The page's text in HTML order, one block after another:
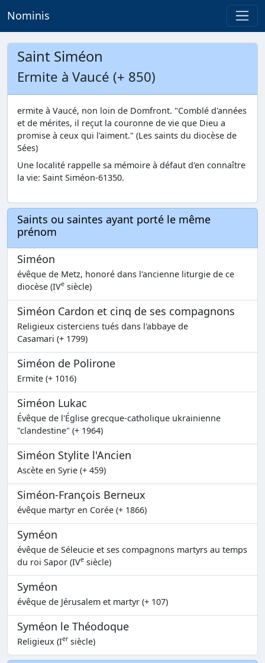
Nominis
Saint Siméon
Ermite à Vaucé (+ 850)
ermite à Vaucé, non loin de Domfront. "Comblé d'années
et de mérites, il reçut la couronne de vie que Dieu a
promise à ceux qui l'aiment." (Les saints du diocèse de
Sées)
Une localité rappelle sa mémoire à défaut d'en connaître
la vie: Saint Siméon-61350.
Saints ou saintes ayant porté le même
prénom
Siméon
évêque de Metz, honoré dans l'ancienne liturgie de ce
diocèse (IVe siècle)
Siméon Cardon et cinq de ses compagnons
Religieux cisterciens tués dans l'abbaye de
Casamari (+ 1799)
Siméon de Polirone
Ermite (+ 1016)
Siméon Lukac
Évêque de l'Église grecque-catholique ukrainienne
"clandestine" (+ 1964)
Siméon Stylite l'Ancien
Ascète en Syrie (+ 459)
Siméon-François Berneux
évêque martyr en Corée (+ 1866)
Syméon
évêque de Séleucie et ses compagnons martyrs au temps
du roi Sapor (IVe siècle)
Syméon
évêque de Jérusalem et martyr (+ 107)
Syméon le Théodoque
Religieux (Iersiècle)